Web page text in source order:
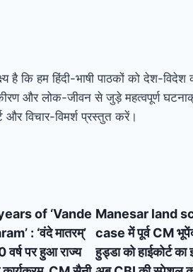
है कि हम हिंदी-भाषी पाठकों को देश-विदेश
और लोक-जीवन से जुड़े महत्वपूर्ण
और विचार-विमर्श प्रस्तुत करें।
of ‘Vande
: ‘वंदे मातरम्’
पर हुआ राज्य
Manesar land
case में पूर्व CM
हुड्डा को हाईकोर्ट